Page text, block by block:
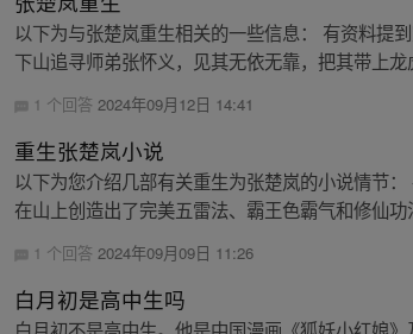
以下为与张楚岚重生相关的一些信息： 有资料提
下山追寻师弟张怀义，见其无依无靠，把其带上
1 个回答2024年09月12日 14:41
重生张楚岚小说
以下为您介绍几部有关重生为张楚岚的小说情节
在山上创造出了完美五雷法、霸王色霸气和修仙
1 个回答2024年09月09日 11:26
白月初是高中生吗